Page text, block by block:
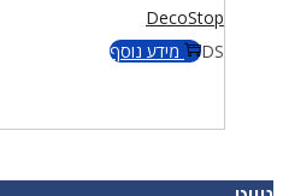
DecoStop
DS
מידע נוסף